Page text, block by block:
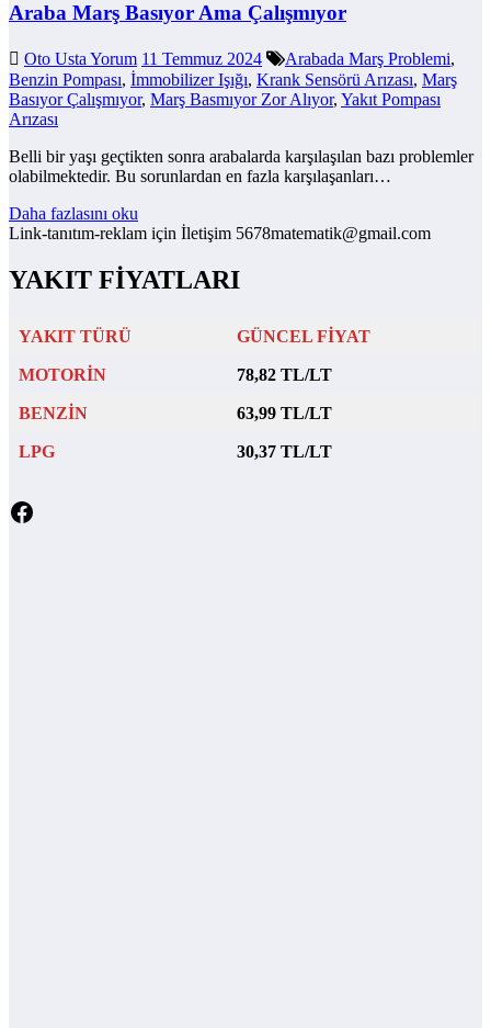
Araba Marş Basıyor Ama Çalışmıyor
Oto Usta Yorum 11 Temmuz 2024 Arabada Marş Problemi,
Benzin Pompası, İmmobilizer Işığı, Krank Sensörü Arızası, Marş
Basıyor Çalışmıyor, Marş Basmıyor Zor Alıyor, Yakıt Pompası
Arızası
Belli bir yaşı geçtikten sonra arabalarda karşılaşılan bazı problemler
olabilmektedir. Bu sorunlardan en fazla karşılaşanları…
Daha fazlasını oku
Link-tanıtım-reklam için İletişim 5678matematik@gmail.com
YAKIT FİYATLARI
YAKIT TÜRÜ GÜNCEL FİYAT
MOTORİN 78,82 TL/LT
BENZİN 63,99 TL/LT
LPG 30,37 TL/LT
Facebook